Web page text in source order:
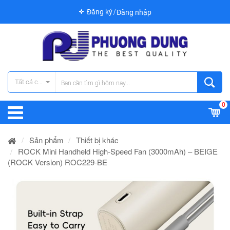
Đăng ký Đăng nhập
Tất cả các danh mục
0
Sản phẩm
Thiết bị khác
ROCK Mini Handheld High-Speed Fan (3000mAh) – BEIGE
(ROCK Version) ROC229-BE